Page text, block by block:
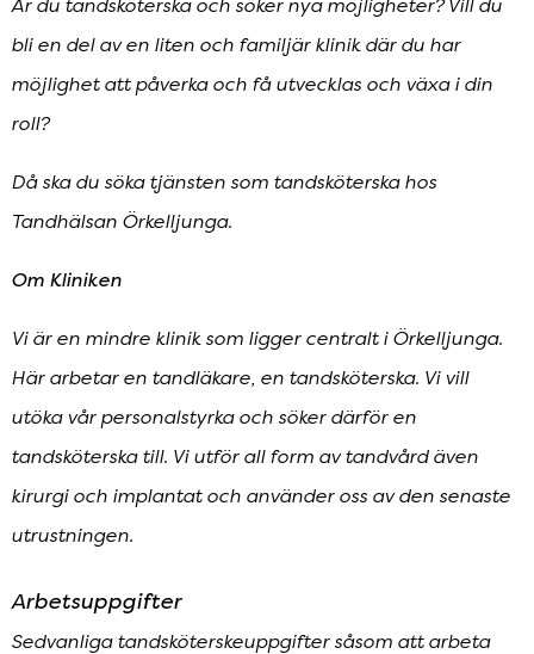
bli en del av en liten och familjär klinik där du har
möjlighet att påverka och få utvecklas och växa i din
roll?
Då ska du söka tjänsten som tandsköterska hos
Tandhälsan Örkelljunga.
Om Kliniken
Vi är en mindre klinik som ligger centralt i Örkelljunga.
Här arbetar en tandläkare, en tandsköterska. Vi vill
utöka vår personalstyrka och söker därför en
tandsköterska till. Vi utför all form av tandvård även
kirurgi och implantat och använder oss av den senaste
utrustningen.
Arbetsuppgifter
Sedvanliga tandsköterskeuppgifter såsom att arbeta